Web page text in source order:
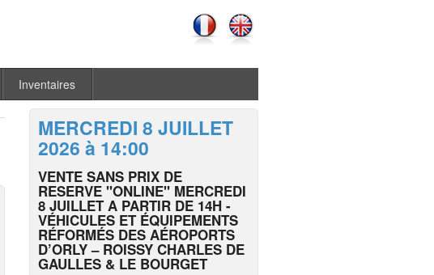
Inventaires
MERCREDI 8 JUILLET
2026 à 14:00
VENTE SANS PRIX DE
RESERVE "ONLINE" MERCREDI
8 JUILLET A PARTIR DE 14H -
VÉHICULES ET ÉQUIPEMENTS
RÉFORMÉS DES AÉROPORTS
D’ORLY – ROISSY CHARLES DE
GAULLES & LE BOURGET